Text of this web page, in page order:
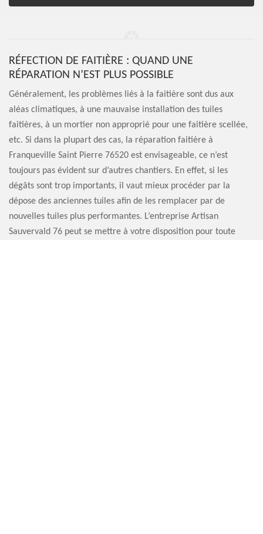
RÉFECTION DE FAITIÈRE : QUAND UNE
RÉPARATION N’EST PLUS POSSIBLE
Généralement, les problèmes liés à la faitière sont dus aux
aléas climatiques, à une mauvaise installation des tuiles
faitières, à un mortier non approprié pour une faitière scellée,
etc. Si dans la plupart des cas, la réparation faitière à
Franqueville Saint Pierre 76520 est envisageable, ce n’est
toujours pas évident sur d’autres chantiers. En effet, si les
dégâts sont trop importants, il vaut mieux procéder par la
dépose des anciennes tuiles afin de les remplacer par de
nouvelles tuiles plus performantes. L’entreprise Artisan
Sauvervald 76 peut se mettre à votre disposition pour toute